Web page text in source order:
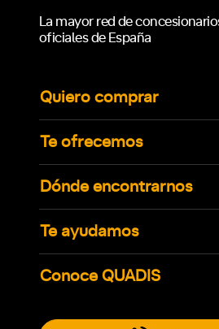
La mayor red de
oficiales de España
Quiero comprar
Te ofrecemos
Dónde encontrarnos
Te ayudamos
Conoce QUADIS